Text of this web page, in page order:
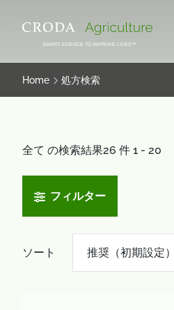
ン
を
ー
ス
SMART SCIENCE TO IMPROVE LIVES™
Home 処方検索
全て の検索結果26 件 1 - 20
フィルター
ソート